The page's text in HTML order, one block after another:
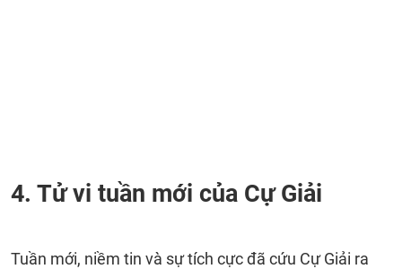
4. Tử vi tuần mới của Cự Giải
Tuần mới, niềm tin và sự tích cực đã cứu Cự Giải ra